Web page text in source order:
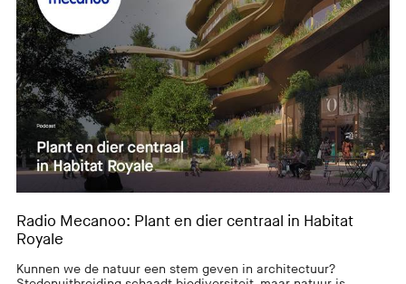
Radio Mecanoo: Plant en dier centraal in Habitat
Royale
Kunnen we de natuur een stem geven in architectuur?